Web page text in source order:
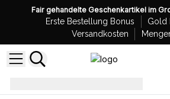
Fair gehandelte Geschenkartikel im
Erste Bestellung Bonus
Gold
Versandkosten